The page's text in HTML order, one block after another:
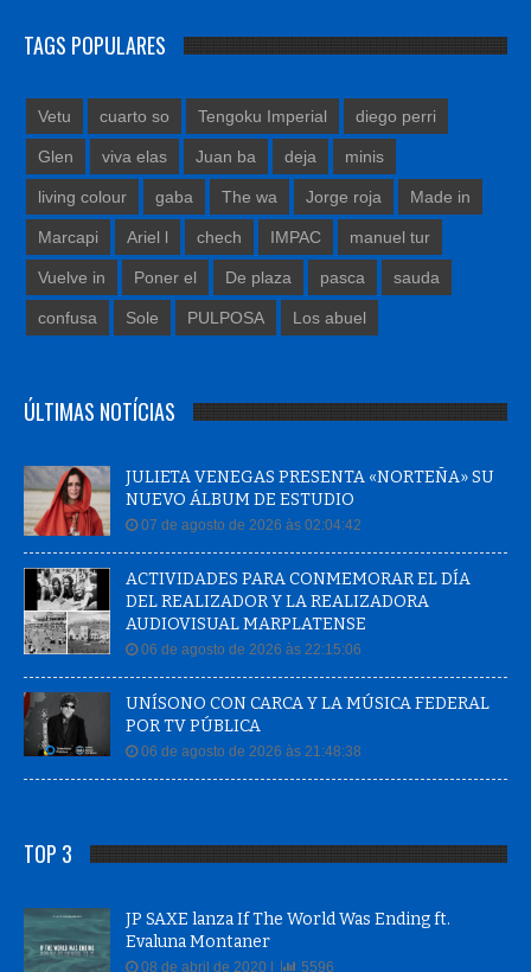
TAGS POPULARES
Vetu cuarto so Tengoku Imperial diego perri
Glen viva elas Juan ba deja minis
living colour gaba The wa Jorge roja Made in
Marcapi Ariel l chech IMPAC manuel tur
Vuelve in Poner el De plaza pasca sauda
confusa Sole PULPOSA Los abuel
ÚLTIMAS NOTÍCIAS
JULIETA VENEGAS PRESENTA «NORTEÑA» SU
NUEVO ÁLBUM DE ESTUDIO
07 de agosto de 2026 às 02:04:42
ACTIVIDADES PARA CONMEMORAR EL DÍA
DEL REALIZADOR Y LA REALIZADORA
AUDIOVISUAL MARPLATENSE
06 de agosto de 2026 às 22:15:06
UNÍSONO CON CARCA Y LA MÚSICA FEDERAL
POR TV PÚBLICA
06 de agosto de 2026 às 21:48:38
TOP 3
JP SAXE lanza If The World Was Ending ft.
Evaluna Montaner
08 de abril de 2020 | 5596